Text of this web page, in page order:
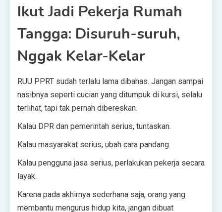
Ikut Jadi Pekerja Rumah
Tangga: Disuruh-suruh,
Nggak Kelar-Kelar
RUU PPRT sudah terlalu lama dibahas. Jangan sampai
nasibnya seperti cucian yang ditumpuk di kursi, selalu
terlihat, tapi tak pernah dibereskan.
Kalau DPR dan pemerintah serius, tuntaskan.
Kalau masyarakat serius, ubah cara pandang.
Kalau pengguna jasa serius, perlakukan pekerja secara
layak.
Karena pada akhirnya sederhana saja, orang yang
membantu mengurus hidup kita, jangan dibuat